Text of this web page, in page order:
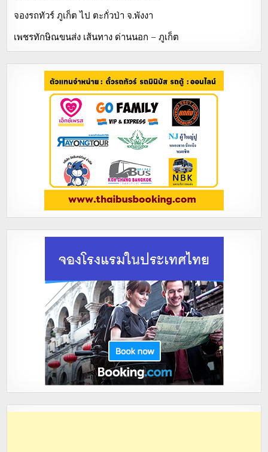
จองรถทัวร์ ภูเก็ต ไป ตะกั่วป่า จ.พังงา
เพชรทักษิณขนส่ง เส้นทาง ด่านนอก – ภูเก็ต